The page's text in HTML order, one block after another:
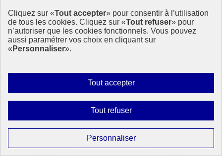
Cliquez sur «Tout accepter» pour consentir à l’utilisation
de tous les cookies. Cliquez sur «Tout refuser» pour
n’autoriser que les cookies fonctionnels. Vous pouvez
aussi paramétrer vos choix en cliquant sur
« Personnaliser».
Tout accepterAutoriser
tous
Tout refuserInterdire
tous
PersonnaliserParamétrer
les